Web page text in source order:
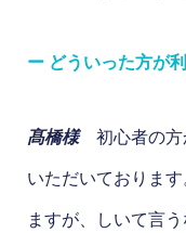
ー どういった方が
髙橋様初心者の方
いただいておりま
ますが、しいて言